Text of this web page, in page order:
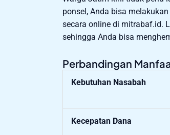
ponsel, Anda bisa
secara online di mitrabaf.id.
sehingga Anda bisa
Perbandingan
Kebutuhan Nasabah
Kecepatan Dana